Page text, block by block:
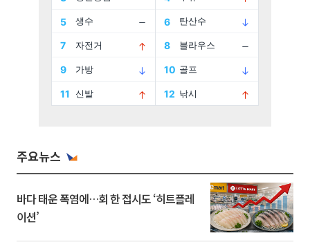
주요뉴스
바다 태운 폭염에…회 한 접시도 ‘히트플레
이션’